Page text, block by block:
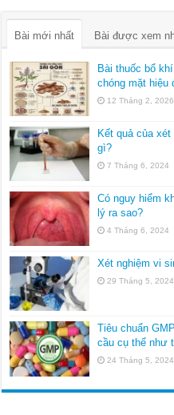
Bài mới nhất Bài được xem
Bài thuốc bổ
chóng mặt hiệu
12 Tháng 2, 2026
Kết quả của
gì?
7 Tháng 6, 2024
Có nguy hiểm
lý ra sao?
4 Tháng 6, 2024
Xét nghiệm vi
29 Tháng 5, 2024
Tiêu chuẩn
cầu cụ thể như
24 Tháng 5, 2024